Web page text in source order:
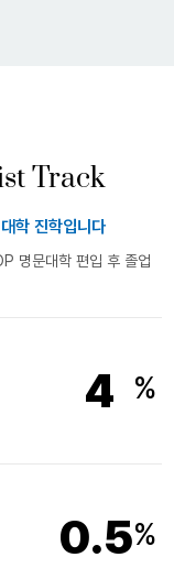
Track
학 진학입니다
명문대학 편입 후 졸업
4 %
0.5%